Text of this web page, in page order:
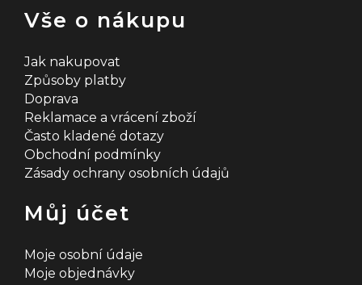
Vše o nákupu
Jak nakupovat
Způsoby platby
Doprava
Reklamace a vrácení zboží
Často kladené dotazy
Obchodní podmínky
Zásady ochrany osobních údajů
Můj účet
Moje osobní údaje
Moje objednávky